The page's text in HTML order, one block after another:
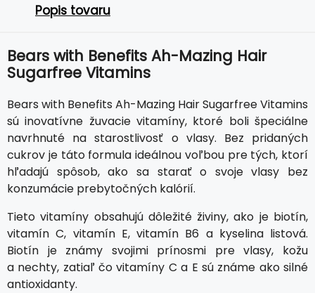
Popis tovaru
Bears with Benefits Ah-Mazing Hair
Sugarfree Vitamins
Bears with Benefits Ah-Mazing Hair Sugarfree Vitamins
sú inovatívne žuvacie vitamíny, ktoré boli špeciálne
navrhnuté na starostlivosť o vlasy. Bez pridaných
cukrov je táto formula ideálnou voľbou pre tých, ktorí
hľadajú spôsob, ako sa starať o svoje vlasy bez
konzumácie prebytočných kalórií.
Tieto vitamíny obsahujú dôležité živiny, ako je biotín,
vitamín C, vitamín E, vitamín B6 a kyselina listová.
Biotín je známy svojimi prínosmi pre vlasy, kožu
a nechty, zatiaľ čo vitamíny C a E sú známe ako silné
antioxidanty.